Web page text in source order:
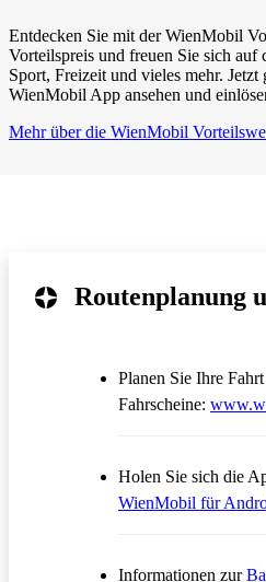
Entdecken Sie mit der WienMobil
Vorteilspreis und freuen Sie sich auf
Sport, Freizeit und vieles mehr.
WienMobil App ansehen und
Mehr über die WienMobil
Routenplanung
Planen Sie Ihre
Fahrscheine:
Holen Sie sich die
WienMobil für
Informationen zur